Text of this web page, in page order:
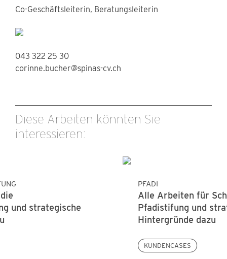
Co-Geschäftsleiterin, Beratungsleiterin
043 322 25 30
corinne.bucher@spinas-cv.ch
Diese Arbeiten könnten Sie
interessieren:
Alle Arbeiten für Schweizerische
Pfadistifung und strategische